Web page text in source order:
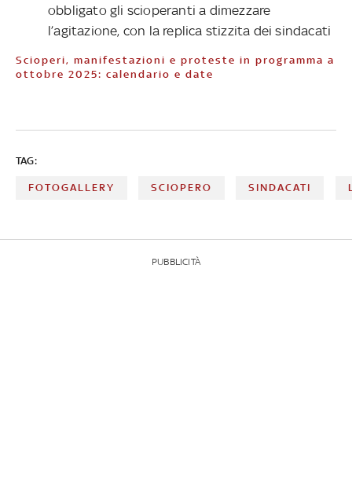
obbligato gli scioperanti a dimezzare
l’agitazione, con la replica stizzita dei sindacati
Scioperi, manifestazioni e proteste in programma a
ottobre 2025: calendario e date
TAG:
FOTOGALLERY SCIOPERO SINDACATI
PUBBLICITÀ